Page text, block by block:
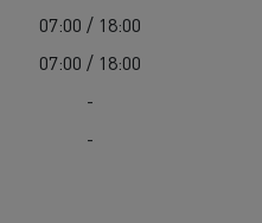
07:00 / 18:00
07:00 / 18:00
-
-